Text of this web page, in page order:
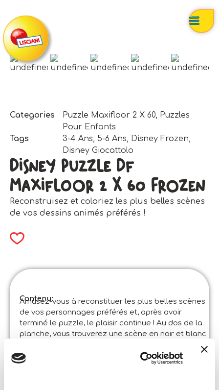
Categories Puzzle Maxifloor 2 X 60, Puzzles
Pour Enfants
Tags
3-4 Ans, 5-6 Ans, Disney Frozen,
Disney Giocattolo
Disney Puzzle Df
Maxifloor 2 X 60 Frozen
Reconstruisez et coloriez les plus belles scènes
de vos dessins animés préférés !
Contenu:
Amusez-vous à reconstituer les plus belles scènes
de vos personnages préférés et, après avoir
terminé le puzzle, le plaisir continue ! Au dos de la
planche, vous trouverez une scène en noir et blanc
Spécifications du produit:
Disney Puzzle Df Maxifloor 2 X 60 Frozen
Made in Italy: